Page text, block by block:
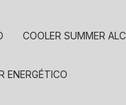
COOLER SUMMER
ENERGÉTICO